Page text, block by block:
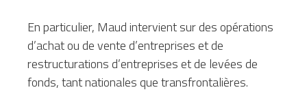
En particulier, Maud intervient sur des opérations
d’achat ou de vente d’entreprises et de
restructurations d’entreprises et de levées de
fonds, tant nationales que transfrontalières.